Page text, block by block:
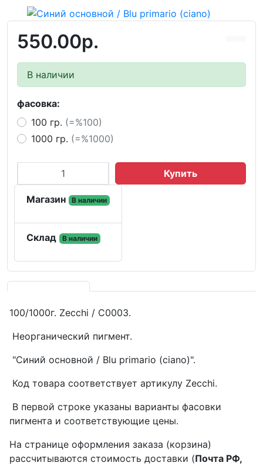
550.00р.
В наличии
фасовка:
100 гр. (=%100)
1000 гр. (=%1000)
Купить
Магазин В наличии
Склад В наличии
100/1000г. Zecchi / C0003.
Неорганический пигмент.
"Синий основной / Blu primario (ciano)".
Код товара соответствует артикулу Zecchi.
В первой строке указаны варианты фасовки
пигмента и соответствующие цены.
На странице оформления заказа (корзина)
рассчитываются стоимость доставки (Почта РФ,